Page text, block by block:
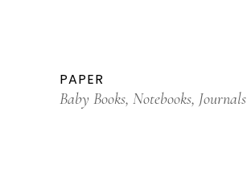
PAPER
Baby Books, Notebooks, Journals